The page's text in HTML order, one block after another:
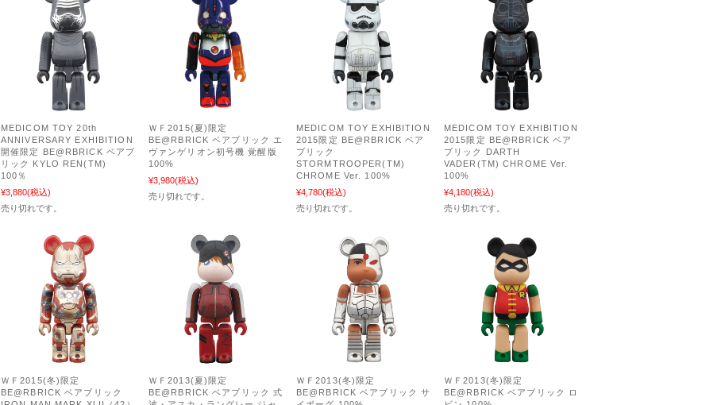
MEDICOM TOY 20th
ANNIVERSARY EXHIBITION
開催限定 BE@RBRICK ベアブ
リック KYLO REN(TM)
100％
¥3,880(税込)
売り切れです。
ＷＦ2015(夏)限定
BE@RBRICK ベアブリック エ
ヴァンゲリオン初号機 覚醒版
100%
¥3,980(税込)
売り切れです。
MEDICOM TOY EXHIBITION
2015限定 BE@RBRICK ベア
ブリック
STORMTROOPER(TM)
CHROME Ver. 100%
¥4,780(税込)
売り切れです。
MEDICOM TOY EXHIBITION
2015限定 BE@RBRICK ベア
ブリック DARTH
VADER(TM) CHROME Ver.
100%
¥4,180(税込)
売り切れです。
ＷＦ2015(冬)限定
BE@RBRICK ベアブリック
ＷＦ2013(夏)限定
BE@RBRICK ベアブリック 式
ＷＦ2013(冬)限定
BE@RBRICK ベアブリック サ
ＷＦ2013(冬)限定
BE@RBRICK ベアブリック ロ